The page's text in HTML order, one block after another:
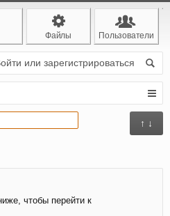
Файлы Пользователи
или зарегистрироваться
↑ ↓
чтобы перейти к